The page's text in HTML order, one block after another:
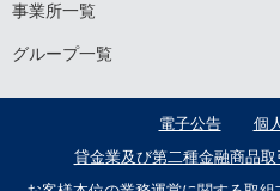
事業所一覧
グループ一覧
電子公告
個
貸⾦業及び第⼆種⾦融商品